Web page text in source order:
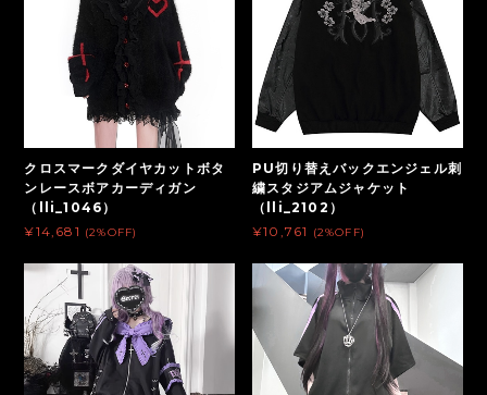
クロスマークダイヤカットボタ
ンレースボアカーディガン
（lli_1046）
¥14,681 (2%OFF)
PU切り替えバックエンジェル刺
繍スタジアムジャケット
（lli_2102）
¥10,761
(2%OFF)